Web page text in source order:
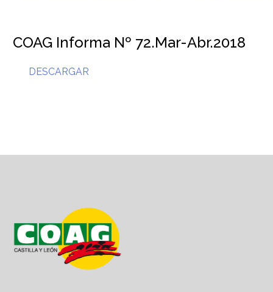
COAG Informa Nº 72.Mar-Abr.2018
DESCARGAR